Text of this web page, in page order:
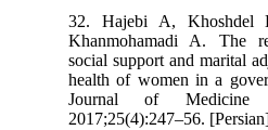
32. Hajebi A,
Khanmohamadi A. The
social support and marital
health of women in a
Journal of Medicine
2017;25(4):247–56.